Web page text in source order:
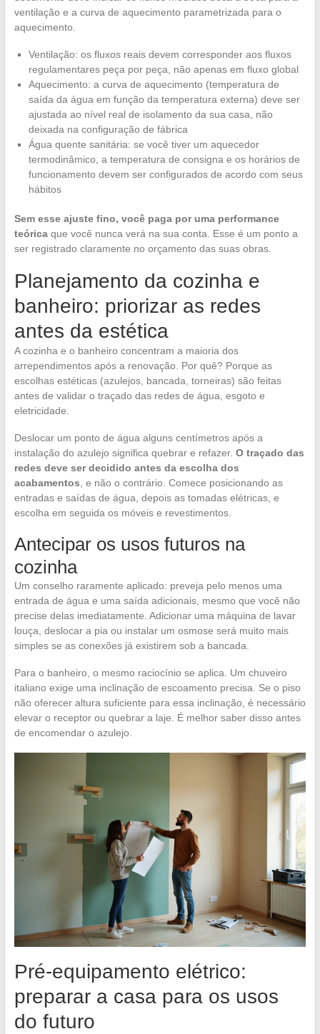
ventilação e a curva de aquecimento parametrizada para o
aquecimento.
Ventilação: os fluxos reais devem corresponder aos fluxos
regulamentares peça por peça, não apenas em fluxo global
Aquecimento: a curva de aquecimento (temperatura de
saída da água em função da temperatura externa) deve ser
ajustada ao nível real de isolamento da sua casa, não
deixada na configuração de fábrica
Água quente sanitária: se você tiver um aquecedor
termodinâmico, a temperatura de consigna e os horários de
funcionamento devem ser configurados de acordo com seus
hábitos
Sem esse ajuste fino, você paga por uma performance
teóricaque você nunca verá na sua conta. Esse é um ponto a
ser registrado claramente no orçamento das suas obras.
Planejamento da cozinha e
banheiro: priorizar as redes
antes da estética
A cozinha e o banheiro concentram a maioria dos
arrependimentos após a renovação. Por quê? Porque as
escolhas estéticas (azulejos, bancada, torneiras) são feitas
antes de validar o traçado das redes de água, esgoto e
eletricidade.
Deslocar um ponto de água alguns centímetros após a
instalação do azulejo significa quebrar e refazer. O traçado das
redes deve ser decidido antes da escolha dos
acabamentos , e não o contrário. Comece posicionando as
entradas e saídas de água, depois as tomadas elétricas, e
escolha em seguida os móveis e revestimentos.
Antecipar os usos futuros na
cozinha
Um conselho raramente aplicado: preveja pelo menos uma
entrada de água e uma saída adicionais, mesmo que você não
precise delas imediatamente. Adicionar uma máquina de lavar
louça, deslocar a pia ou instalar um osmose será muito mais
simples se as conexões já existirem sob a bancada.
Para o banheiro, o mesmo raciocínio se aplica. Um chuveiro
italiano exige uma inclinação de escoamento precisa. Se o piso
não oferecer altura suficiente para essa inclinação, é necessário
elevar o receptor ou quebrar a laje. É melhor saber disso antes
de encomendar o azulejo.
Pré-equipamento elétrico:
preparar a casa para os usos
do futuro